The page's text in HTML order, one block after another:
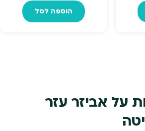
הוספה לסל
על אביזר עזר